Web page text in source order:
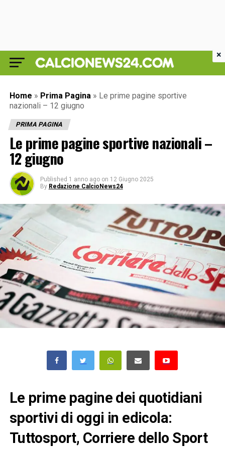
Home » Prima Pagina » Le prime pagine sportive
nazionali – 12 giugno
PRIMA PAGINA
Le prime pagine sportive nazionali –
12 giugno
Published 1 anno ago on 12 Giugno 2025
By Redazione CalcioNews24
Le prime pagine dei quotidiani
sportivi di oggi in edicola:
Tuttosport, Corriere dello Sport
×